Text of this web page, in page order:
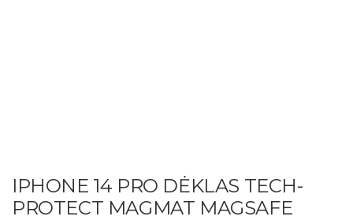
IPHONE 14 PRO DĖKLAS TECH-
PROTECT MAGMAT MAGSAFE